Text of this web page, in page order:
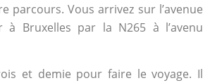
parcours. Vous arrivez sur l’avenue
à Bruxelles par la N265 à l’avenu
et demie pour faire le voyage. Il